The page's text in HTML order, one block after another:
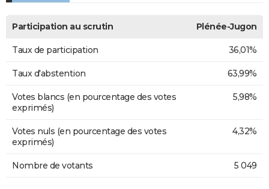
Participation au scrutin Plénée-Jugon
Taux de participation 36,01%
Taux d'abstention 63,99%
Votes blancs (en pourcentage des votes
exprimés)
5,98%
Votes nuls (en pourcentage des votes
exprimés)
4,32%
Nombre de votants 5 049